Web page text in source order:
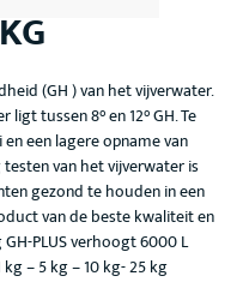
(GH ) van het vijverwater.
tussen 8° en 12° GH. Te
een lagere opname van
van het vijverwater is
gezond te houden in een
van de beste kwaliteit en
PLUS verhoogt 6000 L
– 5 kg – 10 kg- 25 kg